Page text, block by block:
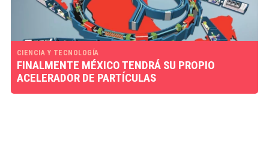
CIENCIA Y TECNOLOGÍA
FINALMENTE MÉXICO TENDRÁ SU PROPIO
ACELERADOR DE PARTÍCULAS